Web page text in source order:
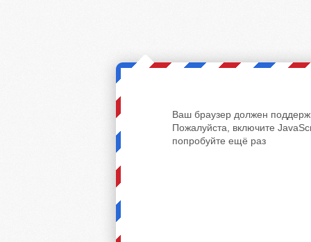
Ваш браузер должен
Пожалуйста, включите
попробуйте ещё раз